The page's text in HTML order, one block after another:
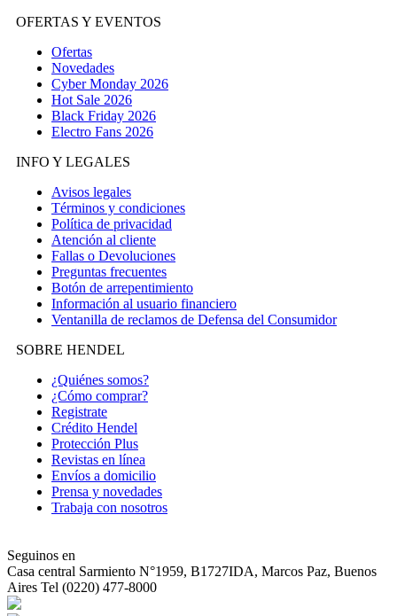
OFERTAS Y EVENTOS
Ofertas
Novedades
Cyber Monday 2026
Hot Sale 2026
Black Friday 2026
Electro Fans 2026
INFO Y LEGALES
Avisos legales
Términos y condiciones
Política de privacidad
Atención al cliente
Fallas o Devoluciones
Preguntas frecuentes
Botón de arrepentimiento
Información al usuario financiero
Ventanilla de reclamos de Defensa del Consumidor
SOBRE HENDEL
¿Quiénes somos?
¿Cómo comprar?
Registrate
Crédito Hendel
Protección Plus
Revistas en línea
Envíos a domicilio
Prensa y novedades
Trabaja con nosotros
Seguinos en
Casa central Sarmiento N°1959, B1727IDA, Marcos Paz, Buenos
Aires Tel (0220) 477-8000